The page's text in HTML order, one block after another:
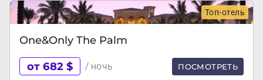
Топ-отель
One&Only The Palm
от 682 $ / ночь ПОСМОТРЕТЬ